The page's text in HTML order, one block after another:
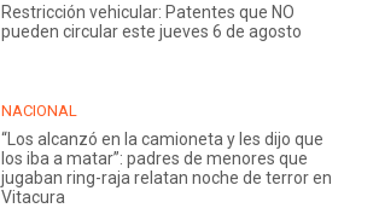
Restricción vehicular: Patentes que NO
pueden circular este jueves 6 de agosto
NACIONAL
“Los alcanzó en la camioneta y les dijo que
los iba a matar”: padres de menores que
jugaban ring-raja relatan noche de terror en
Vitacura